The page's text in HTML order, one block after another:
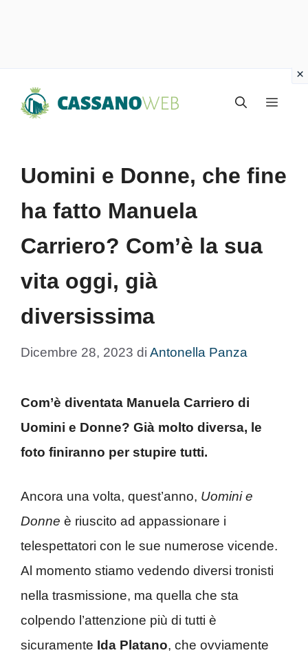
Menu
Uomini e Donne, che fine
ha fatto Manuela
Carriero? Com’è la sua
vita oggi, già
diversissima
Dicembre 28, 2023 di Antonella Panza
Com’è diventata Manuela Carriero di
Uomini e Donne? Già molto diversa, le
foto finiranno per stupire tutti.
Ancora una volta, quest’anno, Uomini e
Donne è riuscito ad appassionare i
telespettatori con le sue numerose vicende.
Al momento stiamo vedendo diversi tronisti
nella trasmissione, ma quella che sta
colpendo l’attenzione più di tutti è
sicuramente Ida Platano, che ovviamente